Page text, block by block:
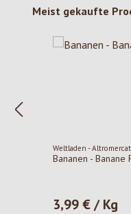
Produktgalerie
Meist gekaufte
Weltladen -
Bananen - Banane
Regulärer Preis:
3,99 € / Kg